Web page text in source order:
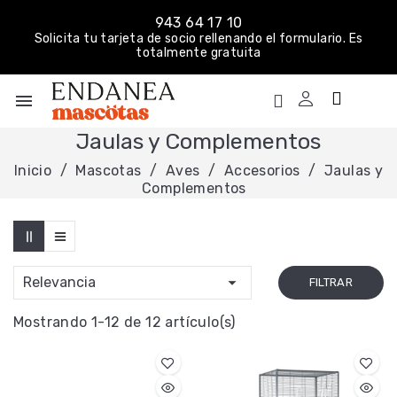
943 64 17 10
Solicita tu tarjeta de socio rellenando el formulario. Es
totalmente gratuita
menu
Jaulas y Complementos
Inicio Mascotas Aves Accesorios
Jaulas y
Complementos
Relevancia  FILTRAR
Mostrando 1-12 de 12 artículo(s)